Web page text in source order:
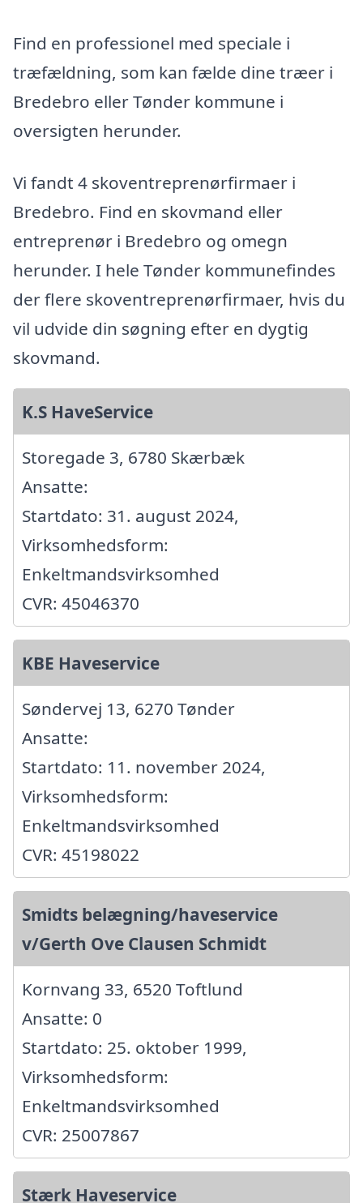
Find en professionel med speciale i
træfældning, som kan fælde dine træer i
Bredebro eller Tønder kommune i
oversigten herunder.
Vi fandt 4 skoventreprenørfirmaer i
Bredebro. Find en skovmand eller
entreprenør i Bredebro og omegn
herunder. I hele Tønder kommunefindes
der flere skoventreprenørfirmaer, hvis du
vil udvide din søgning efter en dygtig
skovmand.
K.S HaveService
Storegade 3, 6780 Skærbæk
Ansatte:
Startdato: 31. august 2024,
Virksomhedsform:
Enkeltmandsvirksomhed
CVR: 45046370
KBE Haveservice
Søndervej 13, 6270 Tønder
Ansatte:
Startdato: 11. november 2024,
Virksomhedsform:
Enkeltmandsvirksomhed
CVR: 45198022
Smidts belægning/haveservice
v/Gerth Ove Clausen Schmidt
Kornvang 33, 6520 Toftlund
Ansatte: 0
Startdato: 25. oktober 1999,
Virksomhedsform:
Enkeltmandsvirksomhed
CVR: 25007867
Stærk Haveservice